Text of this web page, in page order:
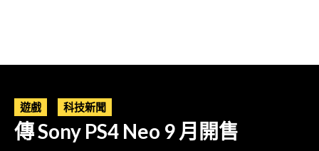
遊戲 科技新聞
傳 Sony PS4 Neo 9 月開售